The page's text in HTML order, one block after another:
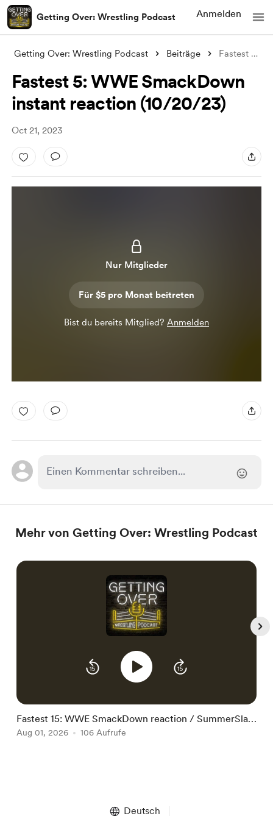
Getting Over: Wrestling Podcast Anmelden
Getting Over: Wrestling Podcast Beiträge Fastest 5: WWE SmackDown instant reactio
Fastest 5: WWE SmackDown
instant reaction (10/20/23)
Oct 21, 2023
Nur Mitglieder
Für $5 pro Monat beitreten
Bist du bereits Mitglied? Anmelden
Mehr von Getting Over: Wrestling Podcast
Fastest 15: WWE SmackDown reaction / SummerSlam
go-home show (7/31/26)
Aug 01, 2026 106 Aufrufe
Deutsch